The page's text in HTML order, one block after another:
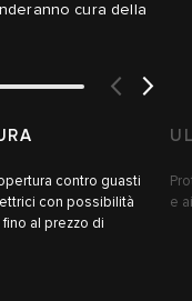
cura della
contro guasti
con possibilità
al prezzo di
e